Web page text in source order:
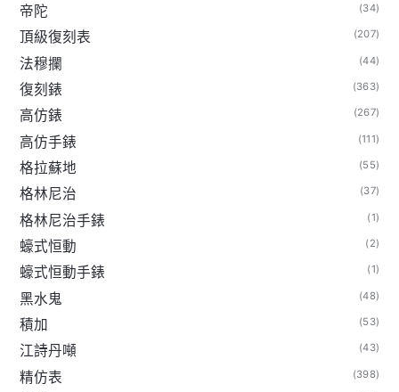
帝陀 (34)
頂級復刻表 (207)
法穆攔 (44)
復刻錶 (363)
高仿錶 (267)
高仿手錶 (111)
格拉蘇地 (55)
格林尼治 (37)
格林尼治手錶 (1)
蠔式恒動 (2)
蠔式恒動手錶 (1)
黑水鬼 (48)
積加 (53)
江詩丹噸 (43)
精仿表 (398)